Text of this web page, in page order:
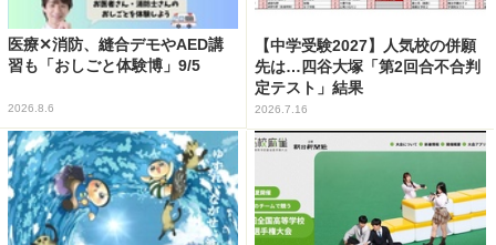
医療✕消防、縫合デモやAED講
習も「おしごと体験博」9/5
2026.8.6
【中学受験2027】人気校の併願
先は…四谷大塚「第2回合不合判
定テスト」結果
2026.7.16